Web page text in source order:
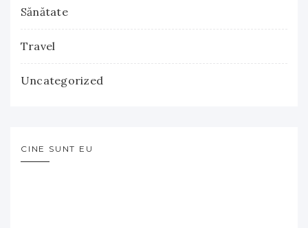
Sănătate
Travel
Uncategorized
CINE SUNT EU